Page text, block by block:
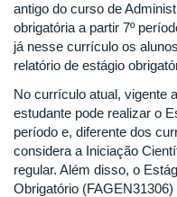
antigo do curso de
obrigatória a partir 7º
já nesse currículo os
relatório de estágio
No currículo atual, vigente
estudante pode realizar o
período e, diferente dos
considera a Iniciação
regular. Além disso, o
Obrigatório